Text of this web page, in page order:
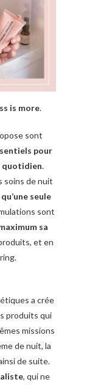
is more.
sont
pour
quotidien.
soins de nuit
qu’une seule
sont
sa
et en
a crée
produits qui
missions
de nuit, la
de suite.
, qui ne